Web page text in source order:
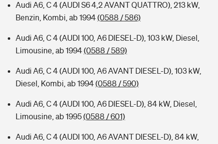
Audi A6, C 4 (AUDI S6 4,2 AVANT QUATTRO), 213 kW,
Benzin, Kombi, ab 1994(0588 / 586)
Audi A6, C 4 (AUDI 100, A6 DIESEL-D), 103 kW, Diesel,
Limousine, ab 1994(0588 / 589)
Audi A6, C 4 (AUDI 100, A6 AVANT DIESEL-D), 103 kW,
Diesel, Kombi, ab 1994(0588 / 590)
Audi A6, C 4 (AUDI 100, A6 DIESEL-D), 84 kW, Diesel,
Limousine, ab 1995(0588 / 601)
Audi A6, C 4 (AUDI 100, A6 AVANT DIESEL-D), 84 kW,